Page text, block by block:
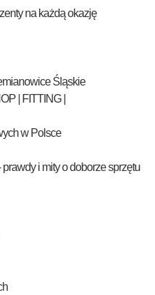
na każdą okazję
Śląskie
| FITTING |
w Polsce
i mity o doborze sprzętu